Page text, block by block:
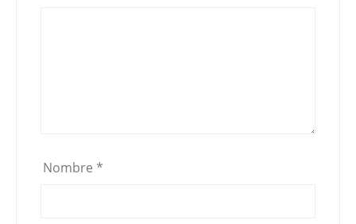
Nombre *